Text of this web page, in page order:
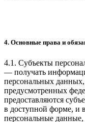
4. Основные права и
4.1. Субъекты
— получать
персональных
предусмотренных
предоставляются
в доступной форме, и
персональные